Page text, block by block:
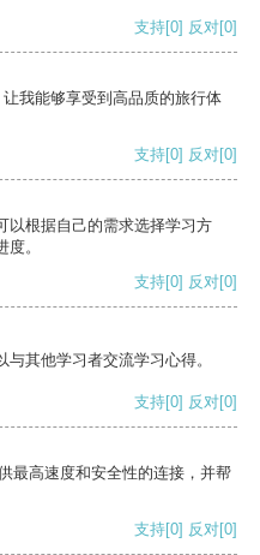
支持[0] 反对[0]
我能够享受到高品质的旅行体
支持[0] 反对[0]
以根据自己的需求选择学习方
。
支持[0] 反对[0]
其他学习者交流学习心得。
支持[0] 反对[0]
最高速度和安全性的连接，并帮
支持[0] 反对[0]